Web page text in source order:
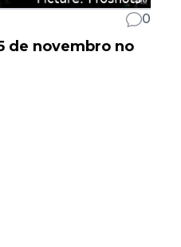
0
de novembro no